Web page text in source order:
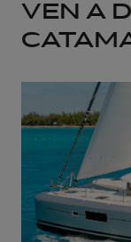
VEN A